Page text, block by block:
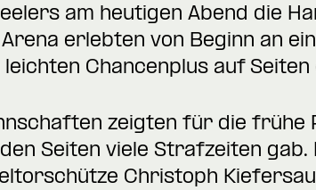
am heutigen Abend die
Arena erlebten von Beginn an
leichten Chancenplus auf
zeigten für die frühe
Seiten viele Strafzeiten
Christoph